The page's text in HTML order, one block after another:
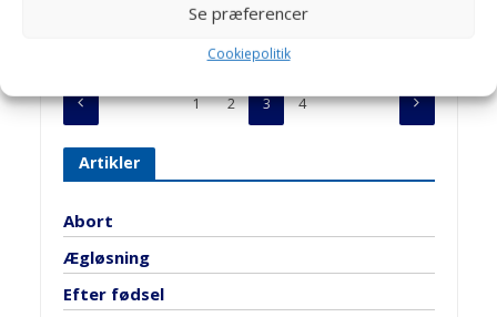
Se præferencer
Cookiepolitik
1 2 3 4
Artikler
Abort
Ægløsning
Efter fødsel